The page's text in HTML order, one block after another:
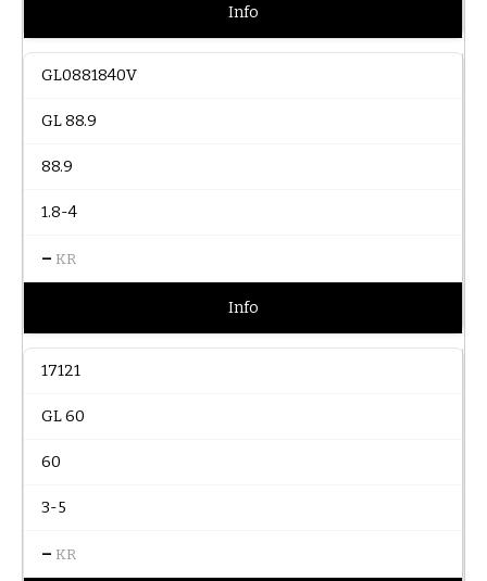
Info
GL0881840V
GL 88.9
88.9
1.8-4
– KR
Info
17121
GL 60
60
3-5
– KR